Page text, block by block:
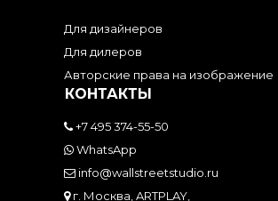
Для дизайнеров
Для дилеров
Авторские права на изображение
КОНТАКТЫ
+7 495 374-55-50
WhatsApp
info@wallstreetstudio.ru
г. Москва, ARTPLAY,